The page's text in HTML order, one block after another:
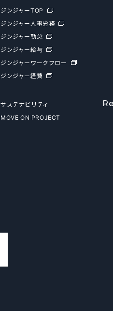
ジンジャーTOP
ジンジャー人事労務
ジンジャー勤怠
ジンジャー給与
ジンジャーワークフロー
ジンジャー経費
サステナビリティ
MOVE ON PROJECT